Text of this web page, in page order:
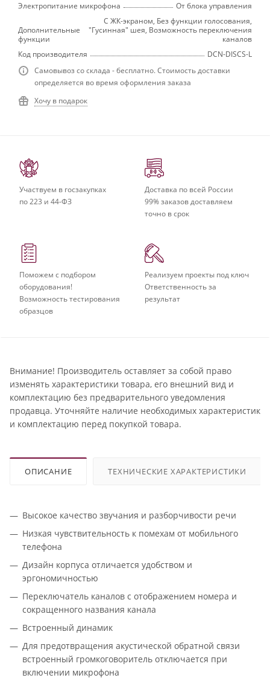
Электропитание микрофона
От блока управления
Дополнительные
функции
С ЖК-экраном, Без функции голосования,
"Гусинная" шея, Возможность переключения
каналов
Код производителя
DCN-DISCS-L
Самовывоз со склада - бесплатно. Стоимость доставки
определяется во время оформления заказа
Хочу в подарок
Участвуем в госзакупках
по 223 и 44-ФЗ
Доставка по всей России
99% заказов доставляем
точно в срок
Поможем с подбором
оборудования!
Возможность тестирования
образцов
Реализуем проекты под ключ
Ответственность за
результат
Внимание! Производитель оставляет за собой право
изменять характеристики товара, его внешний вид и
комплектацию без предварительного уведомления
продавца. Уточняйте наличие необходимых характеристик
и комплектацию перед покупкой товара.
ОПИСАНИЕ ТЕХНИЧЕСКИЕ ХАРАКТЕРИСТИКИ
Высокое качество звучания и разборчивости речи
Низкая чувствительность к помехам от мобильного
телефона
Дизайн корпуса отличается удобством и
эргономичностью
Переключатель каналов с отображением номера и
сокращенного названия канала
Встроенный динамик
Для предотвращения акустической обратной связи
встроенный громкоговоритель отключается при
включении микрофона